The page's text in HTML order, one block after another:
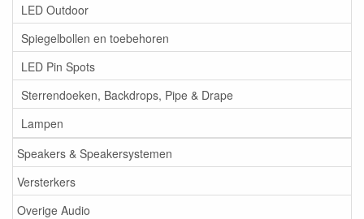
LED Outdoor
Spiegelbollen en toebehoren
LED Pin Spots
Sterrendoeken, Backdrops, Pipe & Drape
Lampen
Speakers & Speakersystemen
Versterkers
Overige Audio